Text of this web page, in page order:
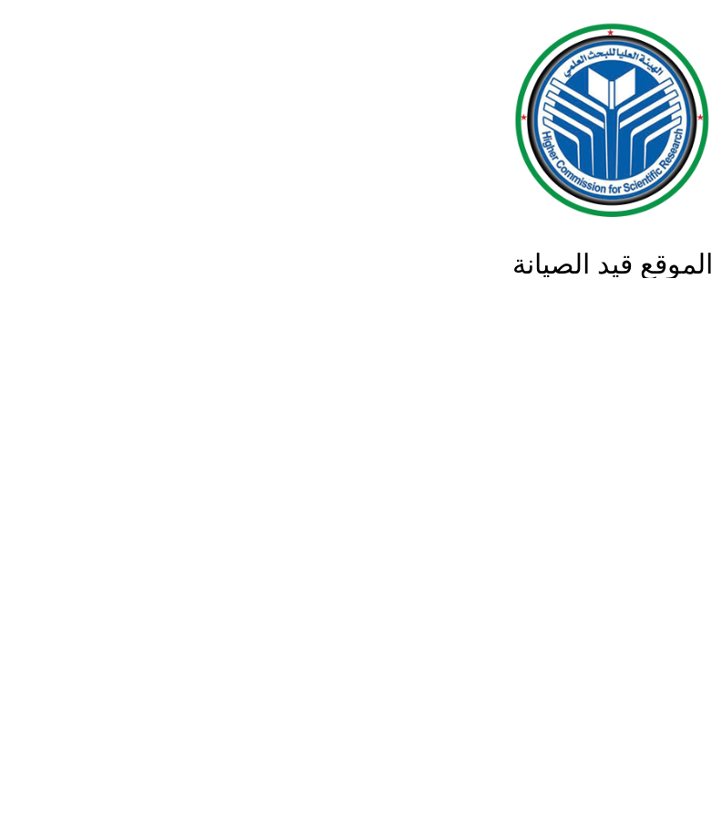
الموقع قيد الصيانة